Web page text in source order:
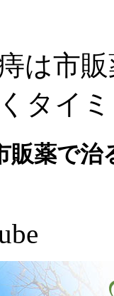
は市
タイ
販薬で